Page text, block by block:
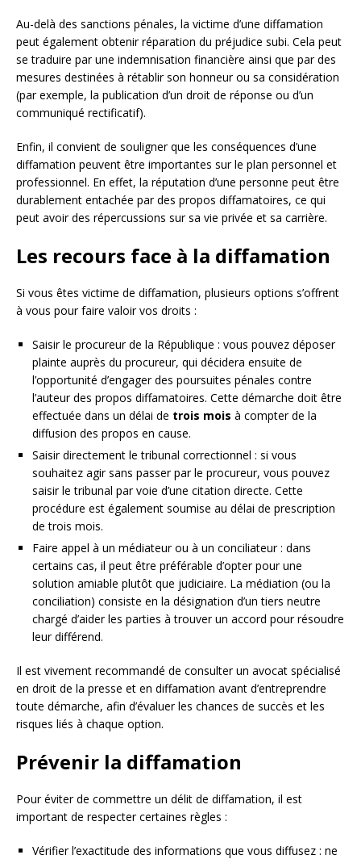
Au-delà des sanctions pénales, la victime d’une diffamation
peut également obtenir réparation du préjudice subi. Cela peut
se traduire par une indemnisation financière ainsi que par des
mesures destinées à rétablir son honneur ou sa considération
(par exemple, la publication d’un droit de réponse ou d’un
communiqué rectificatif).
Enfin, il convient de souligner que les conséquences d’une
diffamation peuvent être importantes sur le plan personnel et
professionnel. En effet, la réputation d’une personne peut être
durablement entachée par des propos diffamatoires, ce qui
peut avoir des répercussions sur sa vie privée et sa carrière.
Les recours face à la diffamation
Si vous êtes victime de diffamation, plusieurs options s’offrent
à vous pour faire valoir vos droits :
Saisir le procureur de la République : vous pouvez déposer
plainte auprès du procureur, qui décidera ensuite de
l’opportunité d’engager des poursuites pénales contre
l’auteur des propos diffamatoires. Cette démarche doit être
effectuée dans un délai de trois mois à compter de la
diffusion des propos en cause.
Saisir directement le tribunal correctionnel : si vous
souhaitez agir sans passer par le procureur, vous pouvez
saisir le tribunal par voie d’une citation directe. Cette
procédure est également soumise au délai de prescription
de trois mois.
Faire appel à un médiateur ou à un conciliateur : dans
certains cas, il peut être préférable d’opter pour une
solution amiable plutôt que judiciaire. La médiation (ou la
conciliation) consiste en la désignation d’un tiers neutre
chargé d’aider les parties à trouver un accord pour résoudre
leur différend.
Il est vivement recommandé de consulter un avocat spécialisé
en droit de la presse et en diffamation avant d’entreprendre
toute démarche, afin d’évaluer les chances de succès et les
risques liés à chaque option.
Prévenir la diffamation
Pour éviter de commettre un délit de diffamation, il est
important de respecter certaines règles :
Vérifier l’exactitude des informations que vous diffusez : ne